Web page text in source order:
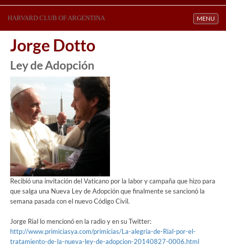
Toggle
MENU
HARVARD CLUB OF ARGENTINA
Jorge Dotto
Ley de Adopción
Recibió una invitación del Vaticano por la labor y campaña que hizo para
que salga una Nueva Ley de Adopción que finalmente se sancionó la
semana pasada con el nuevo Código Civil.
Jorge Rial lo mencionó en la radio y en su Twitter:
http://www.primiciasya.com/primicias/La-alegria-de-Rial-por-el-
tratamiento-de-la-nueva-ley-de-adopcion-20140827-0006.html